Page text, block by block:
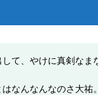
て、やけに真剣なま
なんなんなのさ大祐。